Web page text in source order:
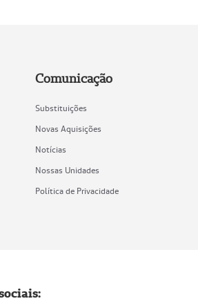
Comunicação
Substituições
Novas Aquisições
Notícias
Nossas Unidades
Política de Privacidade